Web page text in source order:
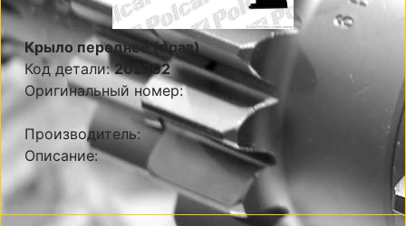
Крыло переднее (прав)
Код детали:202202
Оригинальный номер:
Производитель:
Описание: